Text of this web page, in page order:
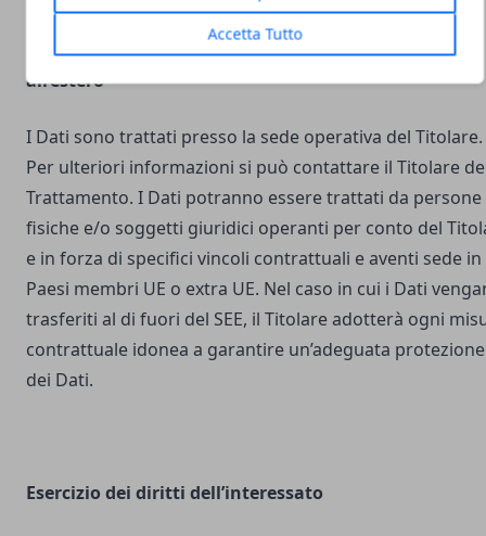
Accetta Tutto
Luogo del Trattamento e trasferimento dei Dati
all’estero
I Dati sono trattati presso la sede operativa del Titolare.
Per ulteriori informazioni si può contattare il Titolare
Trattamento. I Dati potranno essere trattati da persone
fisiche e/o soggetti giuridici operanti per conto del
e in forza di specifici vincoli contrattuali e aventi sede in
Paesi membri UE o extra UE. Nel caso in cui i Dati
trasferiti al di fuori del SEE, il Titolare adotterà ogni
contrattuale idonea a garantire un’adeguata protezione
dei Dati.
Esercizio dei diritti dell’interessato